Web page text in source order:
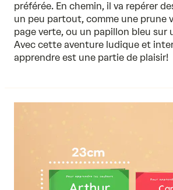
préférée. En chemin, il va repérer
un peu partout, comme une prune
page verte, ou un papillon bleu sur
Avec cette aventure ludique et
apprendre est une partie de plaisir!